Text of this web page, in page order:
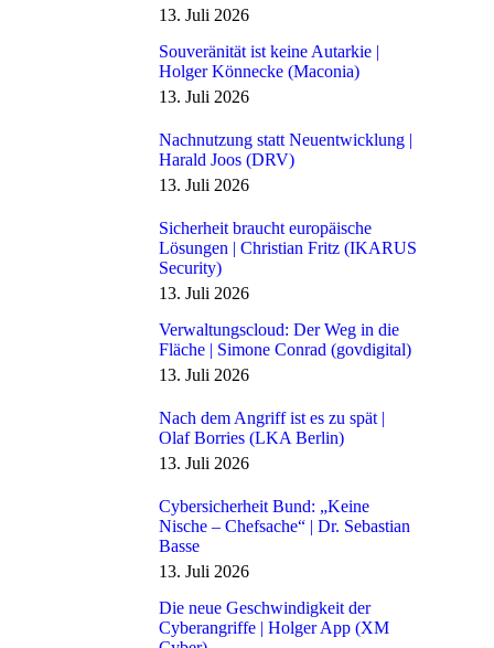
13. Juli 2026
Souveränität ist keine Autarkie |
Holger Könnecke (Maconia)
13. Juli 2026
Nachnutzung statt Neuentwicklung |
Harald Joos (DRV)
13. Juli 2026
Sicherheit braucht europäische
Lösungen | Christian Fritz (IKARUS
Security)
13. Juli 2026
Verwaltungscloud: Der Weg in die
Fläche | Simone Conrad (govdigital)
13. Juli 2026
Nach dem Angriff ist es zu spät |
Olaf Borries (LKA Berlin)
13. Juli 2026
Cybersicherheit Bund: „Keine
Nische – Chefsache“ | Dr. Sebastian
Basse
13. Juli 2026
Die neue Geschwindigkeit der
Cyberangriffe | Holger App (XM